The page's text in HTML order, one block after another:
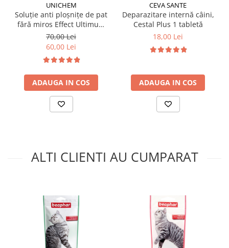
UNICHEM
Soluție anti ploșnițe de pat
fără miros Effect Ultimum
PRO 100 ml
70,00 Lei
60,00 Lei
ADAUGA IN COS
CEVA SANTE
Deparazitare internă câini,
Cestal Plus 1 tabletă
18,00 Lei
ADAUGA IN COS
ALTI CLIENTI AU CUMPARAT